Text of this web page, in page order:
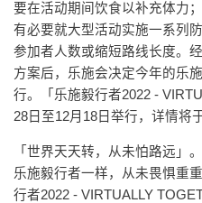
要在活动期间饮食以补充体力
有必要就大型活动实施一系列
参加者人数或缩短路线长度。
方案后，乐施会决定今年的乐
行。「乐施毅行者2022 -
28日至12月18日举行，详情将
「世界天天转，从未怕路远」
乐施毅行者一样，从未畏惧重
行者2022 - VIRTUALLY